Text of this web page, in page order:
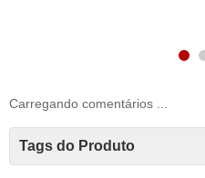
Carregando comentários ...
Tags do Produto